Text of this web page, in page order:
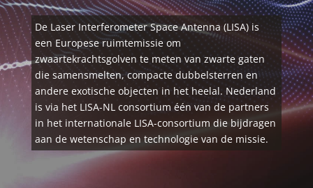
De Laser Interferometer Space Antenna (LISA) is
een Europese ruimtemissie om
zwaartekrachtsgolven te meten van zwarte gaten
die samensmelten, compacte dubbelsterren en
andere exotische objecten in het heelal. Nederland
is via het LISA-NL consortium één van de partners
in het internationale LISA-consortium die bijdragen
aan de wetenschap en technologie van de missie.